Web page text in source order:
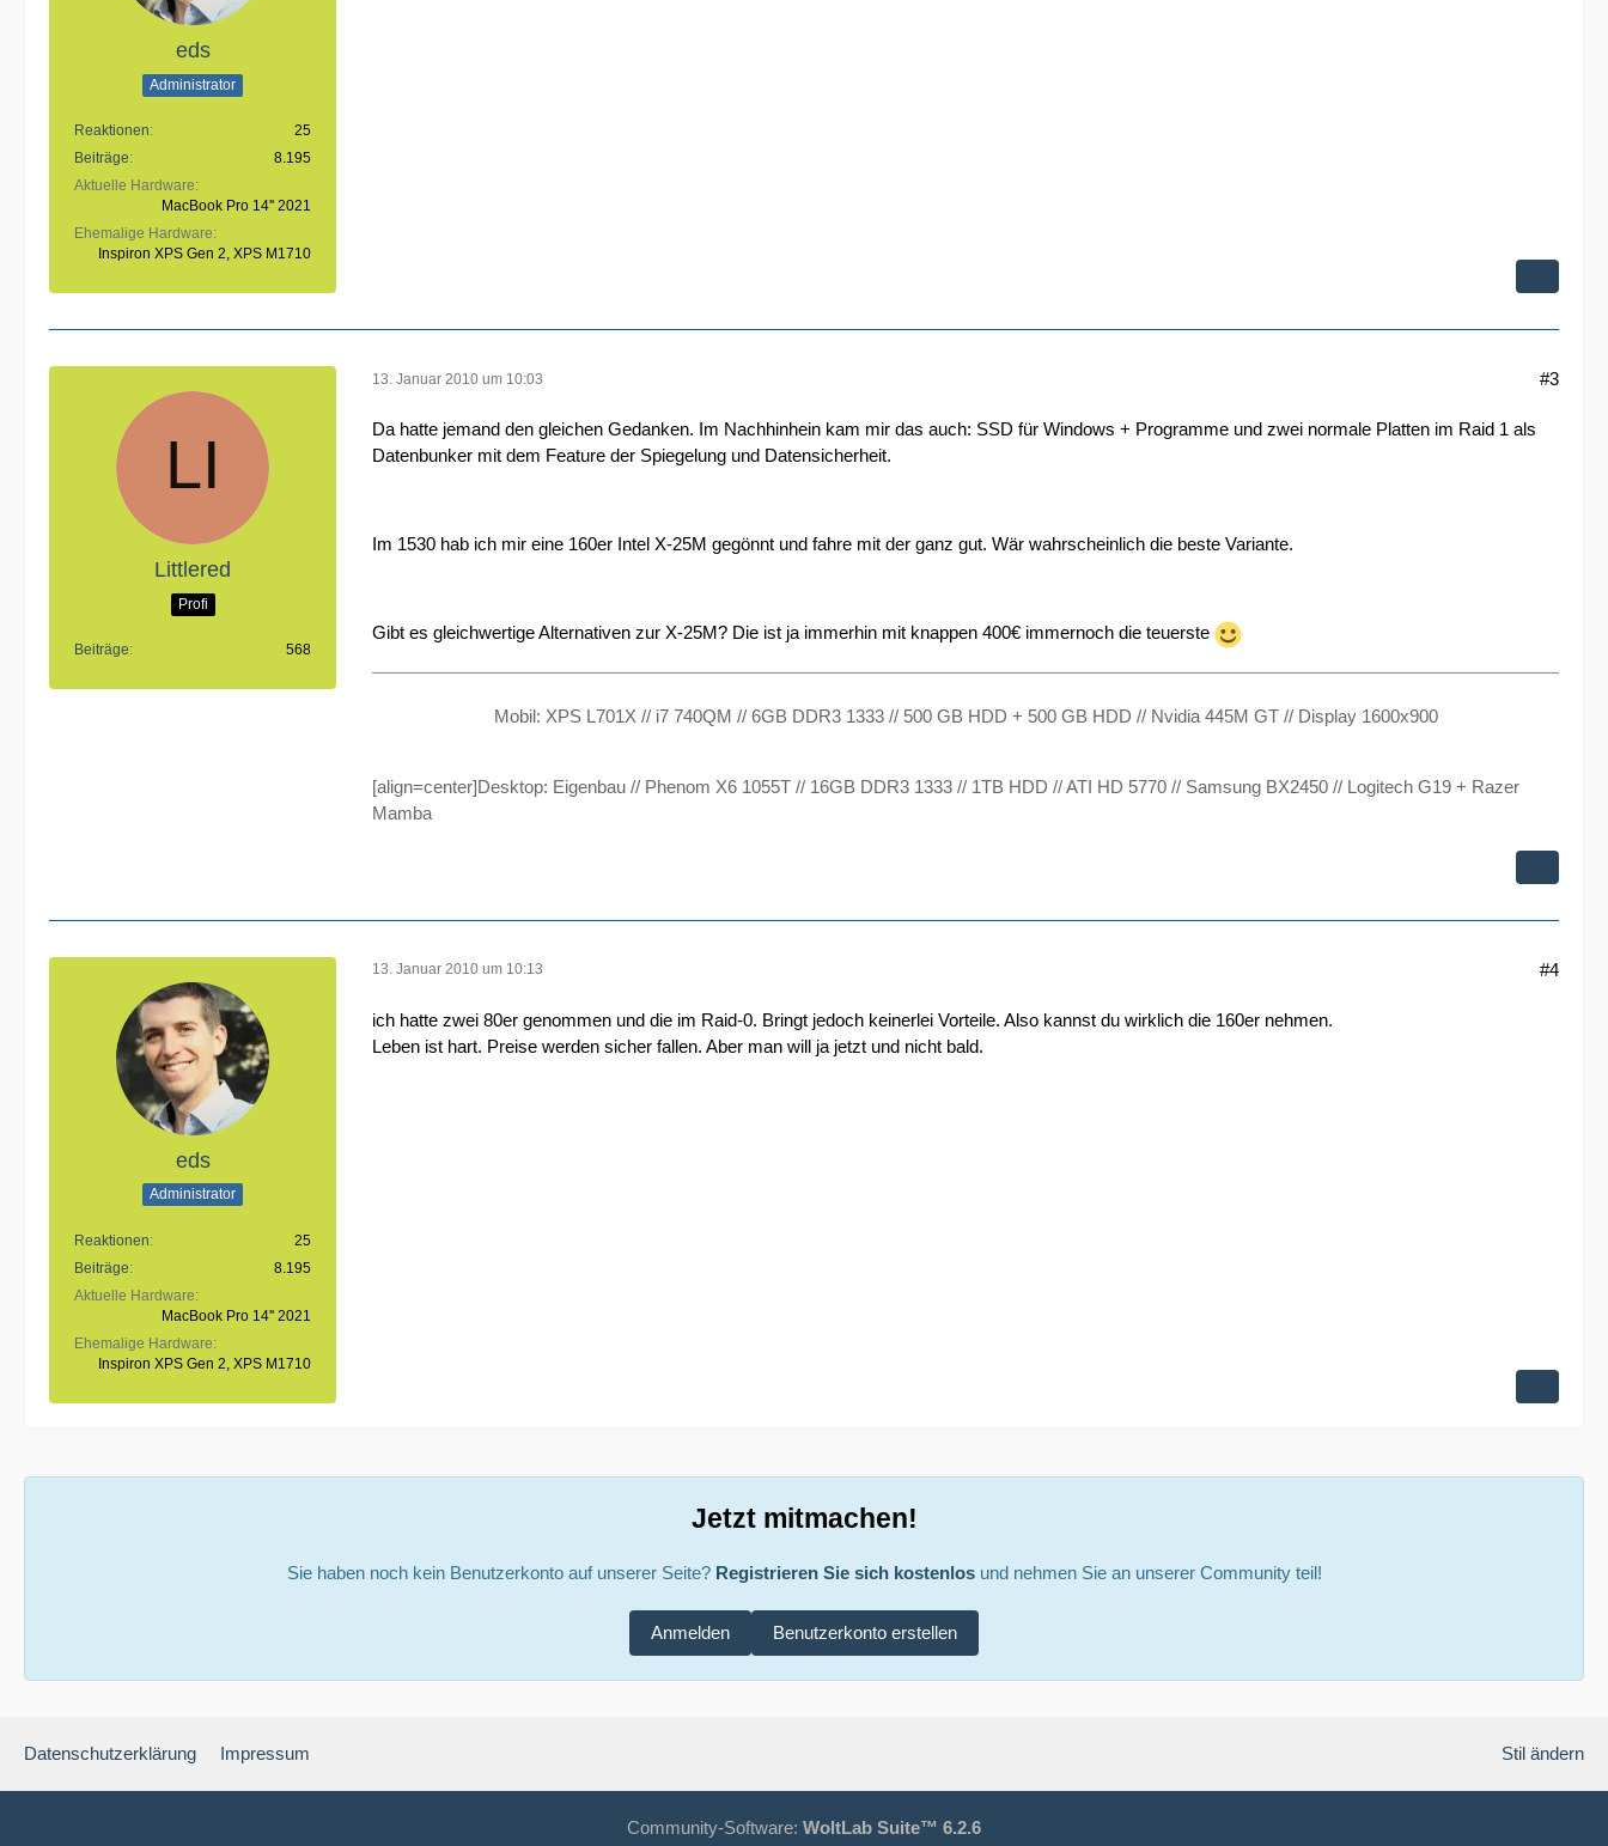
eds
Administrator
Reaktionen
25
Beiträge
8.195
Aktuelle Hardware
MacBook Pro 14'' 2021
Ehemalige Hardware
Inspiron XPS Gen 2, XPS M1710
Littlered
Profi
Beiträge 568
13. Januar 2010 um 10:03 #3
Da hatte jemand den gleichen Gedanken. Im Nachhinhein kam mir das auch: SSD für Windows + Programme und zwei normale Platten im Raid 1 als
Datenbunker mit dem Feature der Spiegelung und Datensicherheit.
Im 1530 hab ich mir eine 160er Intel X-25M gegönnt und fahre mit der ganz gut. Wär wahrscheinlich die beste Variante.
Gibt es gleichwertige Alternativen zur X-25M? Die ist ja immerhin mit knappen 400€ immernoch die teuerste
Mobil: XPS L701X // i7 740QM // 6GB DDR3 1333 // 500 GB HDD + 500 GB HDD // Nvidia 445M GT // Display 1600x900
[align=center]Desktop: Eigenbau // Phenom X6 1055T // 16GB DDR3 1333 // 1TB HDD // ATI HD 5770 // Samsung BX2450 // Logitech G19 + Razer
Mamba
eds
Administrator
Reaktionen
25
Beiträge
8.195
Aktuelle Hardware
MacBook Pro 14'' 2021
Ehemalige Hardware
Inspiron XPS Gen 2, XPS M1710
13. Januar 2010 um 10:13 #4
ich hatte zwei 80er genommen und die im Raid-0. Bringt jedoch keinerlei Vorteile. Also kannst du wirklich die 160er nehmen.
Leben ist hart. Preise werden sicher fallen. Aber man will ja jetzt und nicht bald.
Jetzt mitmachen!
Sie haben noch kein Benutzerkonto auf unserer Seite? Registrieren Sie sich kostenlosund nehmen Sie an unserer Community teil!
Benutzerkonto erstellen
Anmelden
Stil ändern
Datenschutzerklärung Impressum
Community-Software: WoltLab Suite™ 6.2.6